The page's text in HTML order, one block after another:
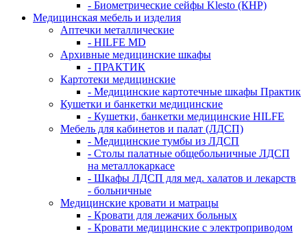
- Биометрические сейфы Klesto (КНР)
Медицинская мебель и изделия
Аптечки металлические
- HILFE MD
Архивные медицинские шкафы
- ПРАКТИК
Картотеки медицинские
- Медицинские картотечные шкафы Практик
Кушетки и банкетки медицинские
- Кушетки, банкетки медицинские HILFE
Мебель для кабинетов и палат (ЛДСП)
- Медицинские тумбы из ЛДСП
- Столы палатные общебольничные ЛДСП
на металлокаркасе
- Шкафы ЛДСП для мед. халатов и лекарств
- больничные
Медицинские кровати и матрацы
- Кровати для лежачих больных
- Кровати медицинские с электроприводом